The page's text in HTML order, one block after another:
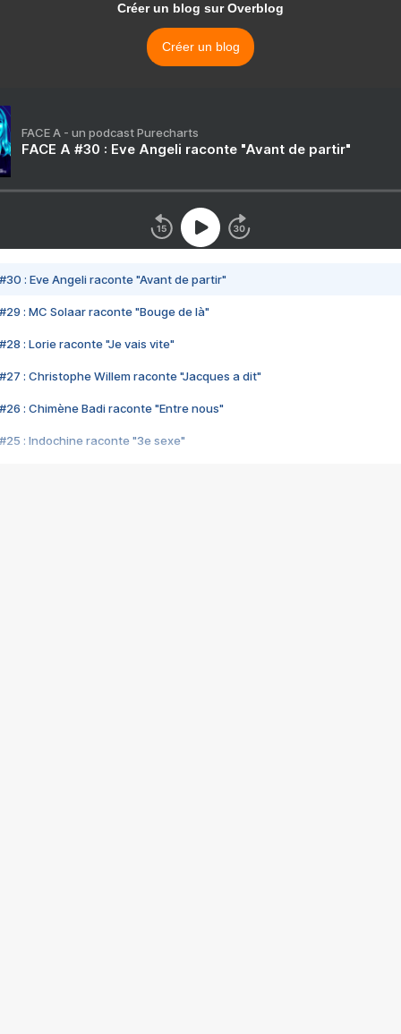
Créer un blog sur Overblog
Créer un blog
FACE A - un podcast Purecharts
FACE A #30 : Eve Angeli raconte "Avant de partir"
#30 : Eve Angeli raconte "Avant de partir"
#29 : MC Solaar raconte "Bouge de là"
#28 : Lorie raconte "Je vais vite"
#27 : Christophe Willem raconte "Jacques a dit"
#26 : Chimène Badi raconte "Entre nous"
#25 : Indochine raconte "3e sexe"